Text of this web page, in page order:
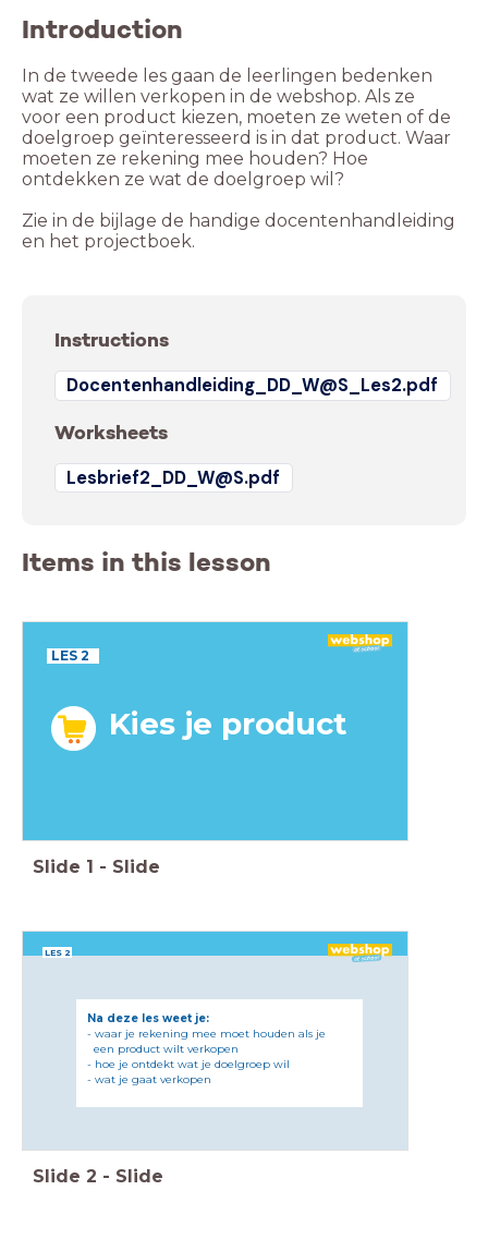
Introduction
In de tweede les gaan de leerlingen bedenken
wat ze willen verkopen in de webshop. Als ze
voor een product kiezen, moeten ze weten of de
doelgroep geïnteresseerd is in dat product. Waar
moeten ze rekening mee houden? Hoe
ontdekken ze wat de doelgroep wil?
Zie in de bijlage de handige docentenhandleiding
en het projectboek.
Instructions
Docentenhandleiding_DD_W@S_Les2.pdf
Worksheets
Lesbrief2_DD_W@S.pdf
Items in this lesson
Kies je product
LES 2
Slide 1 - Slide
Na deze les weet je:
- waar je rekening mee moet houden als je
een product wilt verkopen
- hoe je ontdekt wat je doelgroep wil
- wat je gaat verkopen
LES 2
Slide 2 - Slide